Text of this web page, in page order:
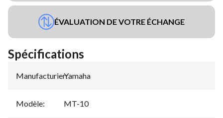
ÉVALUATION DE VOTRE ÉCHANGE
Spécifications
Manufacturier:
Yamaha
Modèle: MT-10